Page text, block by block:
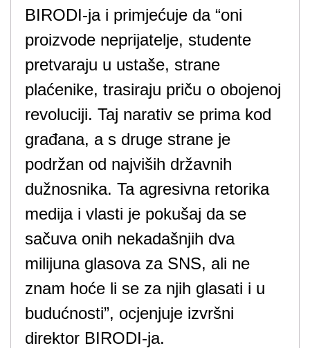
BIRODI-ja i primjećuje da “oni
proizvode neprijatelje, studente
pretvaraju u ustaše, strane
plaćenike, trasiraju priču o obojenoj
revoluciji. Taj narativ se prima kod
građana, a s druge strane je
podržan od najviših državnih
dužnosnika. Ta agresivna retorika
medija i vlasti je pokušaj da se
sačuva onih nekadašnjih dva
milijuna glasova za SNS, ali ne
znam hoće li se za njih glasati i u
budućnosti”, ocjenjuje izvršni
direktor BIRODI-ja.